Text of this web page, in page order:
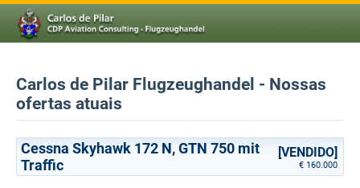
Carlos de Pilar Flugzeughandel - Nossas
ofertas atuais
Cessna Skyhawk 172 N, GTN 750 mit
Traffic
[VENDIDO]
€ 160.000